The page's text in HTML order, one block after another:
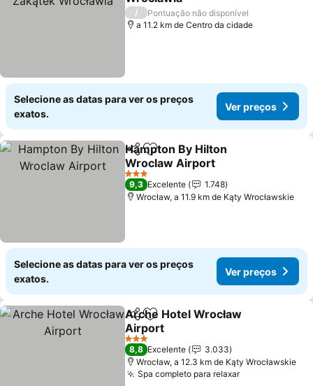
/
Pontuação não disponível
a 11.2 km de Centro da cidade
Selecione as datas para ver os preços
exatos.
Ver preços
PartilharAdicionar aos favoritos
Hampton By Hilton
Wroclaw Airport
3 Estrelas
9,3 Excelente
1.748
Wrocław, a 11.9 km de Kąty Wrocławskie
Selecione as datas para ver os preços
exatos.
Ver preços
PartilharAdicionar aos favoritos
Arche Hotel Wrocław
Airport
3 Estrelas
8,8 Excelente
3.033
Wrocław, a 12.3 km de Kąty Wrocławskie
Spa completo para relaxar